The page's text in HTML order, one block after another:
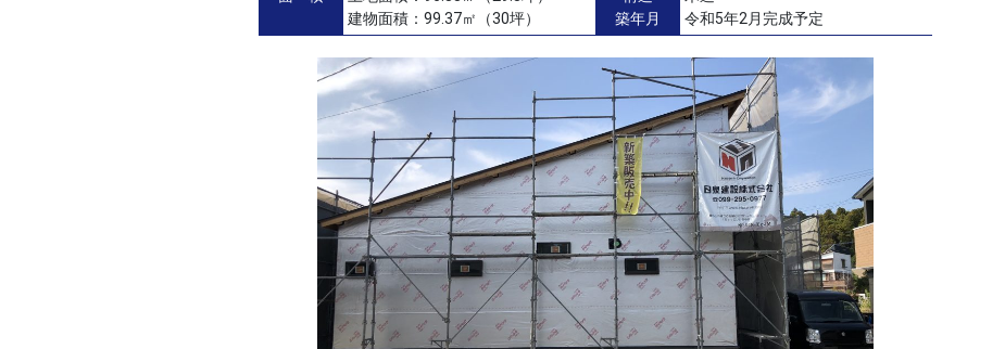
建物面積：99.37㎡（30坪）
築年月
令和5年2月完成予定